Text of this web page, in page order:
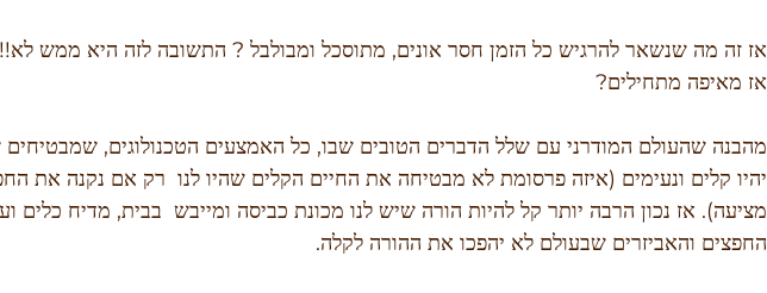
אז זה מה שנשאר להרגיש כל הזמן חסר אונים, מתוסכל ומבולבל ? התשובה לזה היא ממש לא!!
אז מאיפה מתחילים?
מהבנה שהעולם המודרני עם שלל הדברים הטובים שבו, כל האמצעים הטכנולוגים, שמבטיחים
יהיו קלים ונעימים (איזה פרסומת לא מבטיחה את החיים הקלים שהיו לנו  רק אם נקנה את
מציעה). אז נכון הרבה יותר קל להיות הורה שיש לנו מכונת כביסה ומייבש  בבית, מדיח כלים
החפצים והאביזרים שבעולם לא יהפכו את ההורה לקלה.